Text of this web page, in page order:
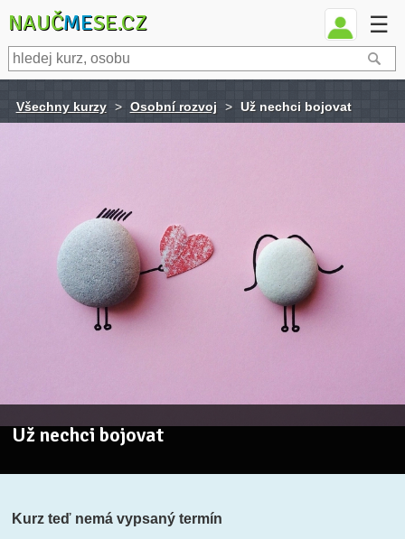
NAUČMESE.CZ ☰
Všechny kurzy > Osobní rozvoj > Už nechci bojovat
Už nechci bojovat
Kurz teď nemá vypsaný termín